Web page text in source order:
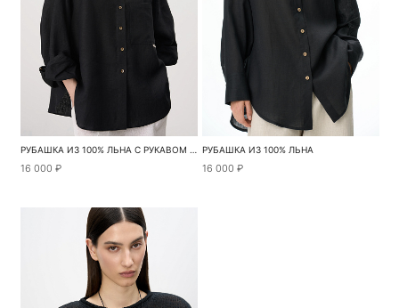
РУБАШКА ИЗ 100% ЛЬНА С РУКАВОМ РЕГЛАН
16 000 ₽
РУБАШКА ИЗ 100% ЛЬНА
16 000 ₽